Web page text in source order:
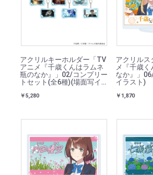
アクリルキーホルダー「TV
アニメ『千歳くんはラムネ
瓶のなか』」02/コンプリー
トセット(全6種)(場面写イ
￥5,280
アクリルス
メ『千歳
なか』」
イラスト)
￥1,870